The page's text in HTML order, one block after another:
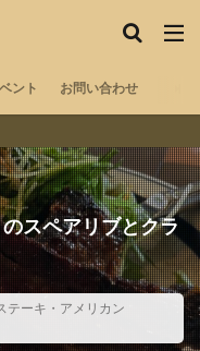
ント お問い合わせ
スペアリブとクラ
テーキ・アメリカン
深沢 浄明寺 鎌倉山
若宮大路 大船 北鎌倉
稲村ヶ崎 長谷 江ノ島
夫婦 デリバリー
ス 卵焼き 開店